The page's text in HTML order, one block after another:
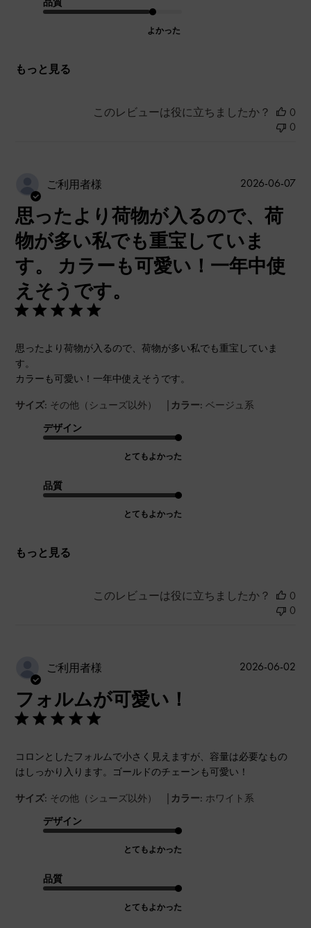
よかった
もっと見る
このレビューは役に立ちましたか？
0
0
ご利用者様
思ったより荷物が入るので、荷
物が多い私でも重宝していま
す。 カラーも可愛い！一年中使
えそうです。
思ったより荷物が入るので、荷物が多い私でも重宝していま
す。
カラーも可愛い！一年中使えそうです。
サイズ: その他（シューズ以外） | カラー: ベージュ系
デザイン
とてもよかった
品質
とてもよかった
もっと見る
公
2026-06-07
このレビューは役に立ちましたか？
0
0
ご利用者様
フォルムが可愛い！
コロンとしたフォルムで小さく見えますが、容量は必要なもの
はしっかり入ります。ゴールドのチェーンも可愛い！
サイズ: その他（シューズ以外） | カラー: ホワイト系
デザイン
とてもよかった
品質
とてもよかった
公
2026-06-02